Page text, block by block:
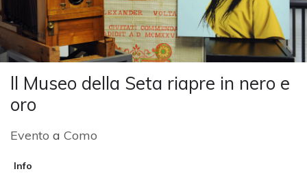
ll Museo della Seta riapre in nero e
oro
Evento a Como
Info